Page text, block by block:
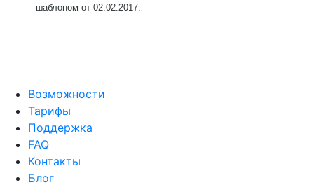
шаблоном от 02.02.2017.
Возможности
Тарифы
Поддержка
FAQ
Контакты
Блог